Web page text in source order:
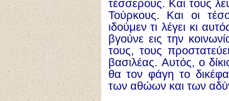
τέσσερους. Και τους
Τούρκους. Και οι
ιδούμεν τι λέγει κι
βγούνε εις την
τους, τους
βασιλέας. Αυτός, ο
θα τον φάγη το
των αθώων και των